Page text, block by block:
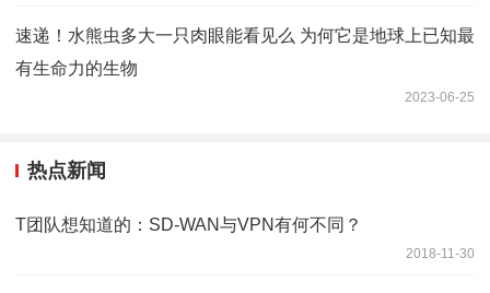
速递！水熊虫多大一只肉眼能看见么 为何它是地球上已知最
有生命力的生物
2023-06-25
热点新闻
T团队想知道的：SD-WAN与VPN有何不同？
2018-11-30